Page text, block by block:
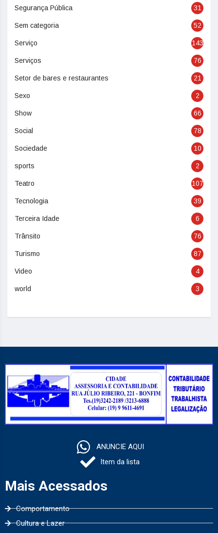
Segurança Pública 31
Sem categoria 52
Serviço 143
Serviços 76
Setor de bares e restaurantes 21
Sexo 2
Show 66
Social 78
Sociedade 10
sports 2
Teatro 107
Tecnologia 39
Terceira Idade 6
Trânsito 76
Turismo 87
Video 4
world 3
ANUNCIE AQUI
Item da lista
Mais Acessados
Comportamento
Cultura e Lazer